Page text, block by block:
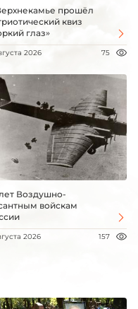
прошёл
квиз
глаз»
2026 75
Воздушно-
войскам
2026 157